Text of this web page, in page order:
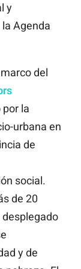
y
Agenda
del
por la
urbana en
de
social.
de 20
desplegado
y de